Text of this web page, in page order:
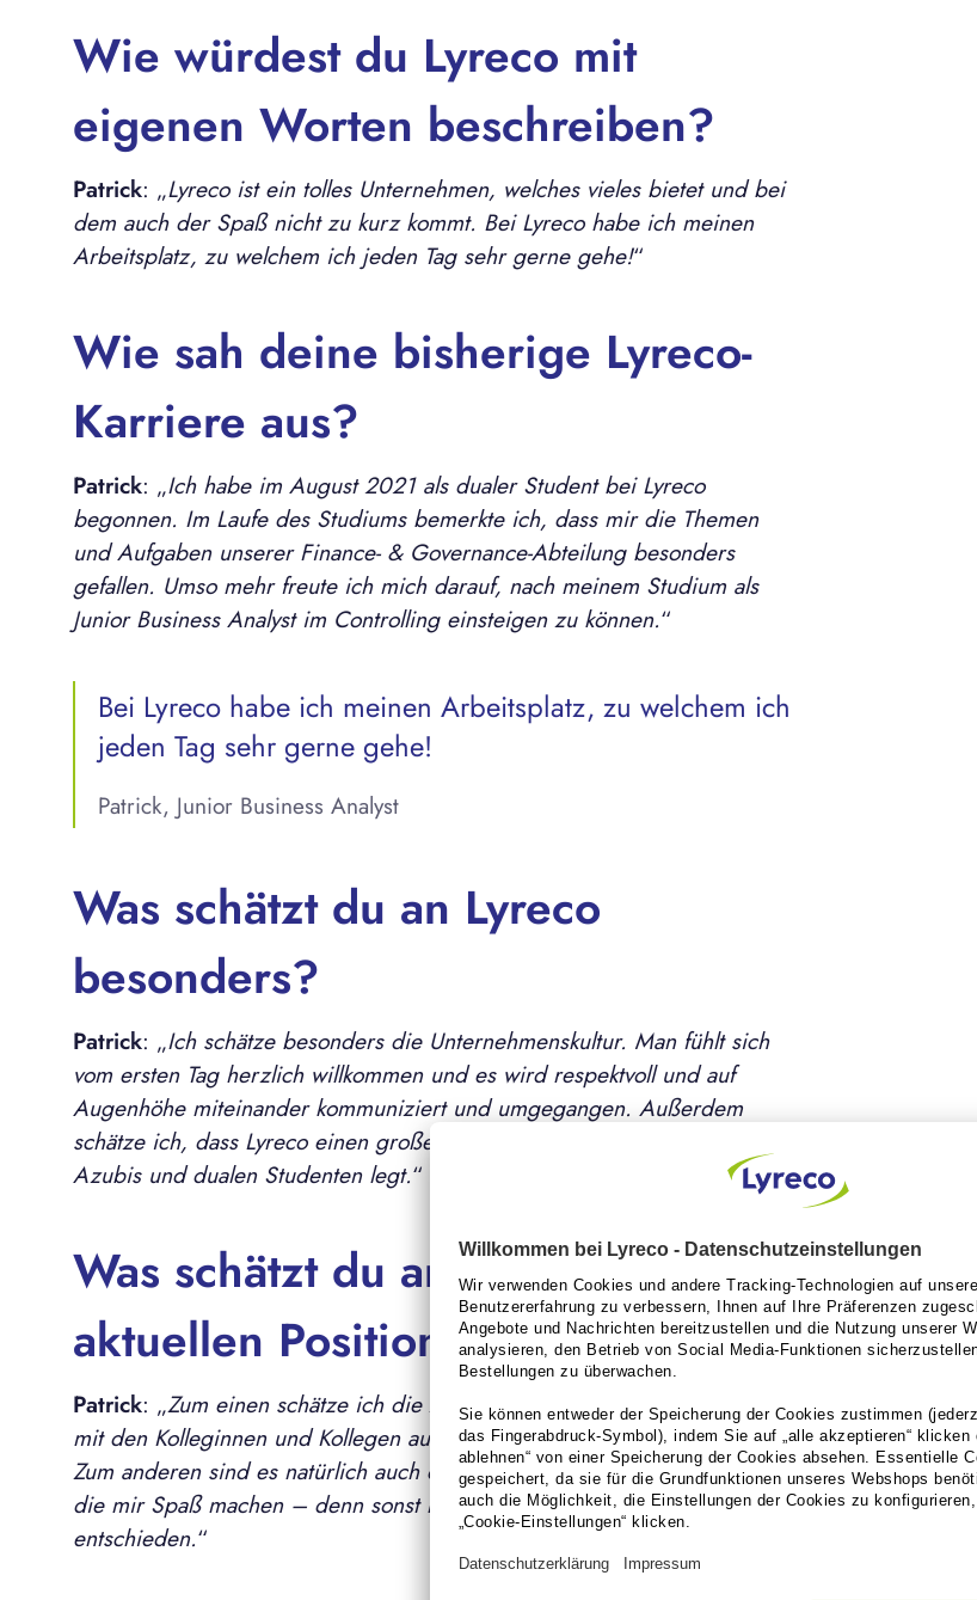
Wie würdest du Lyreco mit
eigenen Worten beschreiben?
Patrick: „Lyreco ist ein tolles Unternehmen, welches vieles bietet und bei
dem auch der Spaß nicht zu kurz kommt. Bei Lyreco habe ich meinen
Arbeitsplatz, zu welchem ich jeden Tag sehr gerne gehe!“
Wie sah deine bisherige Lyreco-
Karriere aus?
Patrick: „Ich habe im August 2021 als dualer Student bei Lyreco
begonnen. Im Laufe des Studiums bemerkte ich, dass mir die Themen
und Aufgaben unserer Finance- & Governance-Abteilung besonders
gefallen. Umso mehr freute ich mich darauf, nach meinem Studium als
Junior Business Analyst im Controlling einsteigen zu können.“
Bei Lyreco habe ich meinen Arbeitsplatz, zu welchem ich
jeden Tag sehr gerne gehe!
Patrick, Junior Business Analyst
Was schätzt du an Lyreco
besonders?
Patrick: „Ich schätze besonders die Unternehmenskultur. Man fühlt sich
vom ersten Tag herzlich willkommen und es wird respektvoll und auf
Augenhöhe miteinander kommuniziert und umgegangen. Außerdem
schätze ich, dass Lyreco einen großen Wert auf eine gute Ausbildung der
Azubis und dualen Studenten legt.“
Was schätzt du an deiner
aktuellen Position?
Patrick: „Zum einen schätze ich die Zusammenarbeit und Kommunikation
mit den Kolleginnen und Kollegen aus den verschiedenen Abteilungen.
Zum anderen sind es natürlich auch die vielen verschiedenen Aufgaben,
die mir Spaß machen – denn sonst hätte ich mich nicht für diesen Beruf
entschieden.“